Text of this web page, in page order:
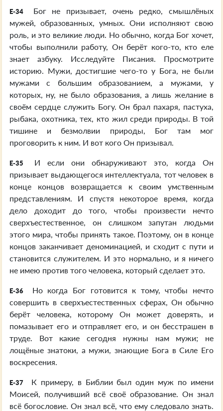
E-34
Бог не призывает, очень редко, смышлёных
мужей, образованных, умных. Они исполняют свою
роль, и это великие люди. Но обычно, когда Бог хочет,
чтобы выполнили работу, Он берёт кого-то, кто еле
знает азбуку. Исследуйте Писания. Просмотрите
историю. Мужи, достигшие чего-то у Бога, не были
мужами с большим образованием, а мужами, у
которых, ну, не было образования, а лишь желание в
своём сердце служить Богу. Он брал пахаря, пастуха,
рыбака, охотника, тех, кто жил среди природы. В той
тишине и безмолвии природы, Бог там мог
проговорить к ним. И вот кого Он призывал.
E-35
И если они обнаруживают это, когда Он
призывает выдающегося интеллектуала, тот человек в
конце концов возвращается к своим умственным
представлениям. И спустя некоторое время, когда
дело доходит до того, чтобы произвести нечто
сверхъестественное, он слишком запутан людьми
этого мира, чтобы принять такое. Поэтому, он в конце
концов заканчивает деноминацией, и сходит с пути и
становится служителем. И это нормально, и я ничего
не имею против того человека, который сделает это.
E-36
Но когда Бог готовится к тому, чтобы нечто
совершить в сверхъестественных сферах, Он обычно
берёт человека, которому Он может доверять, и
помазывает его и отправляет его, и он бесстрашен в
труде. Вот какие сегодня нужны нам мужи; не
лощёные знатоки, а мужи, знающие Бога в Силе Его
воскресения.
E-37
К примеру, в Библии был один муж по имени
Моисей, получивший всё своё образование. Он знал
всё богословие. Он знал всё, что ему следовало знать.